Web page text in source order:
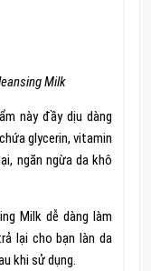
Milk
này đầy dịu dàng
glycerin, vitamin
ngăn ngừa da khô
Milk dễ dàng làm
lại cho bạn làn da
khi sử dụng.